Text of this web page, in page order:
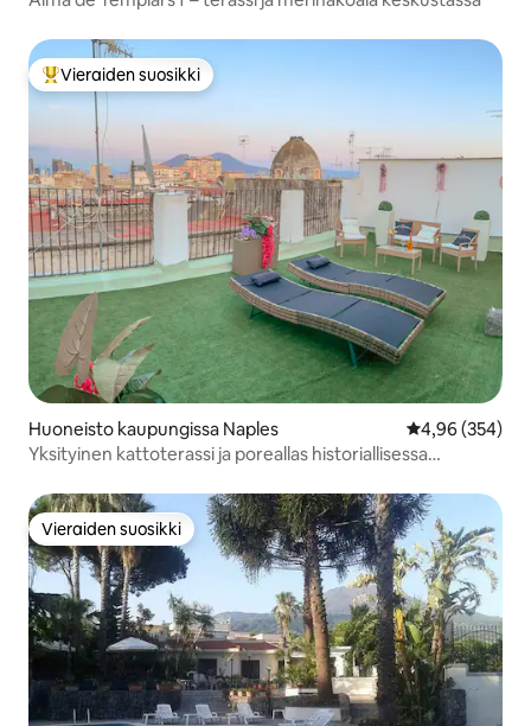
Vieraiden suosikkien parhaimmistoa
Vieraiden suosikki
Huoneisto kaupungissa Naples
4,96 (354)
Yksityinen kattoterassi ja poreallas historiallisessa
Vieraiden suosikki
Vieraiden suosikki